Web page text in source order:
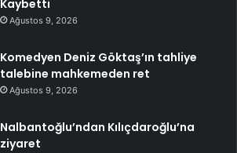
Kaybetti
Ağustos 9, 2026
Komedyen Deniz Göktaş’ın tahliye
talebine mahkemeden ret
Ağustos 9, 2026
Nalbantoğlu’ndan Kılıçdaroğlu’na
ziyaret